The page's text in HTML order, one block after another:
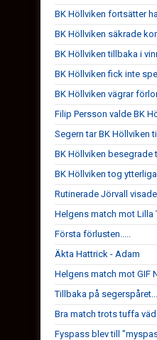
BK Höllviken fortsätter
BK Höllviken säkrade
BK Höllviken tillbaka i
BK Höllviken fick inte
BK Höllviken vägrar
Filip Persson valde BK
Segern tar BK Höllviken
BK Höllviken besegrade
BK Höllviken tog
Rutinerade Jörvall
Helgens match mot Lilla
Första förlusten.....
Äkta Hattrick - Adam
Helgens match mot GIF
Tillbaka på
Bra match trots tuffa
Fyspass blev till